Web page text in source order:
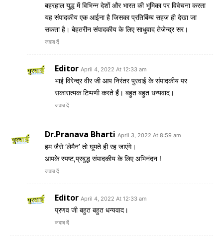
बहरहाल युद्ध में विभिन्न देशों और भारत की भूमिका पर विवेचना करता
यह संपादकीय एक आईना है जिसका प्रतिबिंम्ब सहज ही देखा जा
सकता है। बेहतरीन संपादकीय के लिए साधुवाद तेजेन्द्र सर।
जवाब दें
Editor April 4, 2022 At 12:33 am
भाई विरेन्द्र वीर जी आप निरंतर पुरवाई के संपादकीय पर
सकारात्मक टिप्पणी करते हैं। बहुत बहुत धन्यवाद।
जवाब दें
Dr.Pranava Bharti April 3, 2022 At 8:59 am
हम जैसे ‘लेमैन’ तो घूमते ही रह जाएंगे।
आपके स्पष्ट,प्रबुद्ध संपादकीय के लिए अभिनंदन !
जवाब दें
Editor April 4, 2022 At 12:33 am
प्रणव जी बहुत बहुत धन्यवाद।
जवाब दें